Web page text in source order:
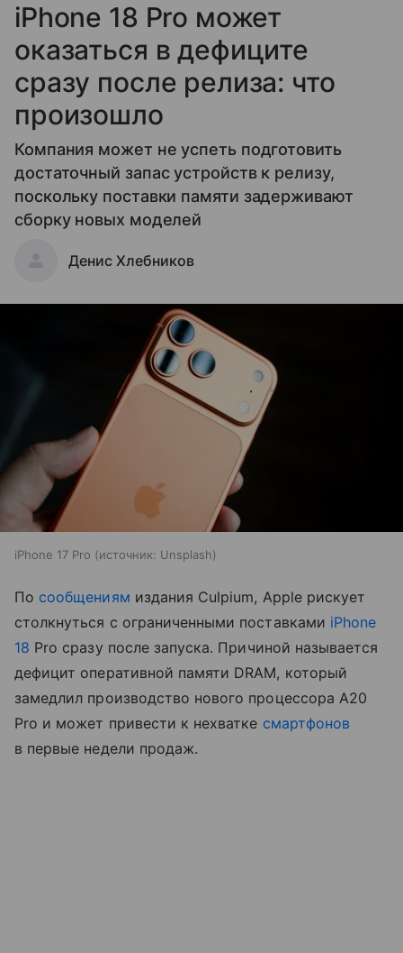
iPhone 18 Pro может
оказаться в дефиците
сразу после релиза: что
произошло
Компания может не успеть подготовить
достаточный запас устройств к релизу,
поскольку поставки памяти задерживают
сборку новых моделей
Денис Хлебников
iPhone 17 Pro источник: Unsplash
По сообщениям издания Culpium, Apple рискует
столкнуться с ограниченными поставками iPhone
18 Pro сразу после запуска. Причиной называется
дефицит оперативной памяти DRAM, который
замедлил производство нового процессора A20
Pro и может привести к нехватке смартфонов
в первые недели продаж.